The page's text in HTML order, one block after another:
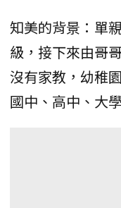
知美的背景：單
級，接下來由哥
沒有家教，幼稚
國中、高中、大